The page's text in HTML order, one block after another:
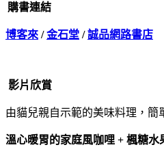
購書連結
博客來 /金石堂 /誠品網路書店
影片欣賞
由貓兒親自示範的美味料理，簡
溫心暖胃的家庭風咖哩 + 楓糖水